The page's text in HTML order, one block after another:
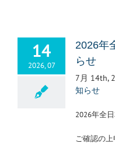
14
2026, 07
2026年
らせ
7月 14th,
知らせ
2026年全
ご確認の上